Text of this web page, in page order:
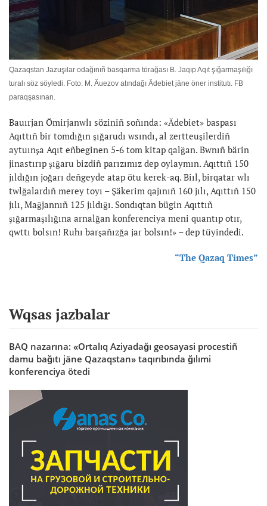
Qazaqstan Jazuşılar odağınıñ basqarma törağası B. Jaqıp Aqıt şığarmaşılığı
turalı söz söyledi. Foto: M. Äuezov atındağı Ädebiet jäne öner institutı. FB
paraqşasınan.
Bauırjan Ömirjanwlı söziniñ soñında: «Ädebiet» baspası
Aqıttıñ bir tomdığın şığarudı wsındı, al zertteuşilerdiñ
aytuınşa Aqıt eñbeginen 5-6 tom kitap qalğan. Bwnıñ bärin
jinastırıp şığaru bizdiñ parızımız dep oylaymın. Aqıttıñ 150
jıldığın joğarı deñgeyde atap ötu kerek-aq. Biıl, birqatar wlı
twlğalardıñ merey toyı – Şäkerim qajınıñ 160 jılı, Aqıttıñ 150
jılı, Mağjannıñ 125 jıldığı. Sondıqtan bügin Aqıttıñ
şığarmaşılığına arnalğan konferenciya meni quantıp otır,
qwttı bolsın! Ruhı barşañızğa jar bolsın!» – dep tüyindedi.
“The Qazaq Times”
Wqsas jazbalar
BAQ nazarına: «Ortalıq Aziyadağı geosayasi procestiñ
damu bağıtı jäne Qazaqstan» taqırıbında ğılımi
konferenciya ötedi